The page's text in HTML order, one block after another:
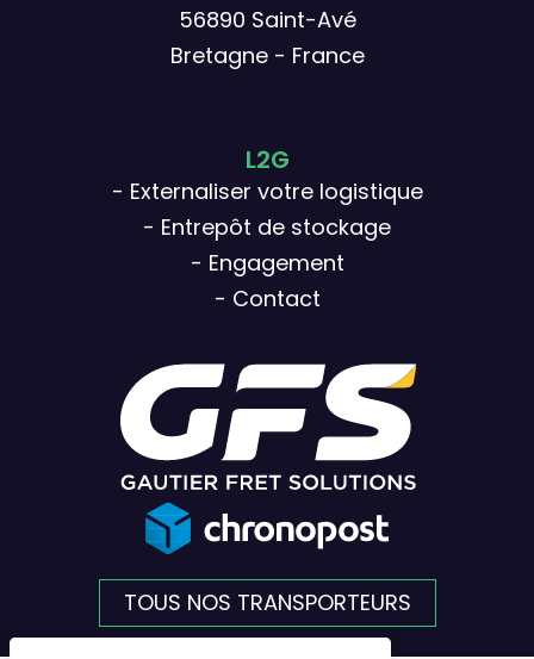
56890 Saint-Avé
Bretagne - France
L2G
- Externaliser votre logistique
- Entrepôt de stockage
- Engagement
- Contact
TOUS NOS TRANSPORTEURS